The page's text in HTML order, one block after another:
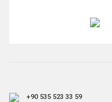
+90 535 523 33 59